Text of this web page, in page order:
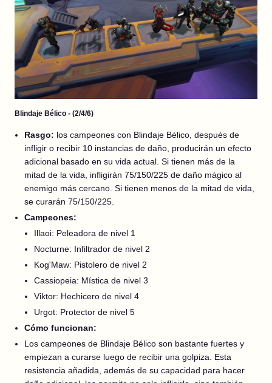
Blindaje Bélico - (2/4/6)
Rasgo: los campeones con Blindaje Bélico, después de
infligir o recibir 10 instancias de daño, producirán un efecto
adicional basado en su vida actual. Si tienen más de la
mitad de la vida, infligirán 75/150/225 de daño mágico al
enemigo más cercano. Si tienen menos de la mitad de vida,
se curarán 75/150/225.
Campeones:
Illaoi: Peleadora de nivel 1
Nocturne: Infiltrador de nivel 2
Kog'Maw: Pistolero de nivel 2
Cassiopeia: Mística de nivel 3
Viktor: Hechicero de nivel 4
Urgot: Protector de nivel 5
Cómo funcionan:
Los campeones de Blindaje Bélico son bastante fuertes y
empiezan a curarse luego de recibir una golpiza. Esta
resistencia añadida, además de su capacidad para hacer